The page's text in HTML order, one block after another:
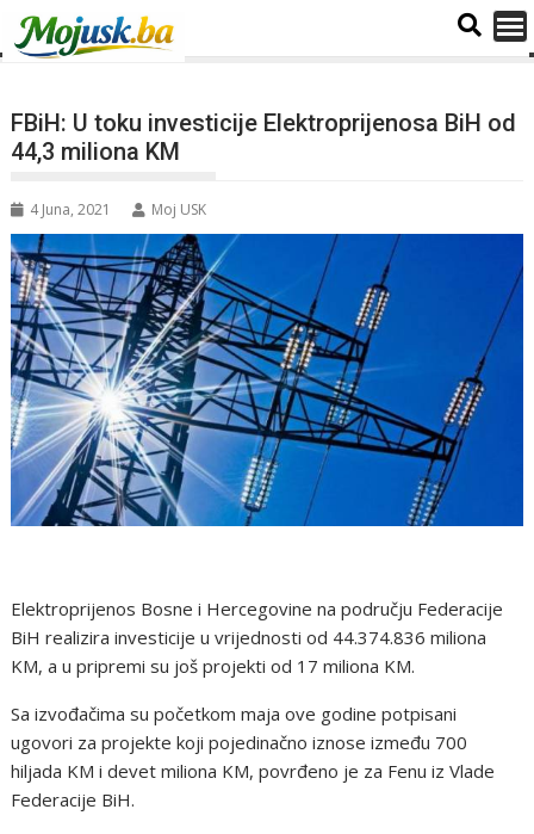
FBiH: U toku investicije Elektroprijenosa BiH od
44,3 miliona KM
4 Juna, 2021 Moj USK
Elektroprijenos Bosne i Hercegovine na području Federacije
BiH realizira investicije u vrijednosti od 44.374.836 miliona
KM, a u pripremi su još projekti od 17 miliona KM.
Sa izvođačima su početkom maja ove godine potpisani
ugovori za projekte koji pojedinačno iznose između 700
hiljada KM i devet miliona KM, povrđeno je za Fenu iz Vlade
Federacije BiH.